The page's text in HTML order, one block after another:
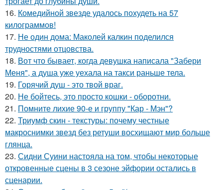
16. Комедийной звезде удалось похудеть на 57
килограммов!
17. Не один дома: Маколей калкин поделился
трудностями отцовства.
18. Вот что бывает, когда девушка написала "Забери
Меня", а душа уже уехала на такси раньше тела.
19. Горячий душ - это твой враг.
20. Не бойтесь, это просто кошки - оборотни.
21. Помните лихие 90-е и группу "Кар - Мэн"?
22. Триумф скин - текстуры: почему честные
макроснимки звезд без ретуши восхищают мир больше
глянца.
23. Сидни Суини настояла на том, чтобы некоторые
откровенные сцены в 3 сезоне эйфории остались в
сценарии.